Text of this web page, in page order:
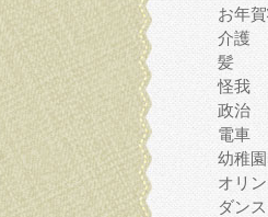
お年
介護
髪
怪我
政治
電車
幼稚園
オリ
ダンス